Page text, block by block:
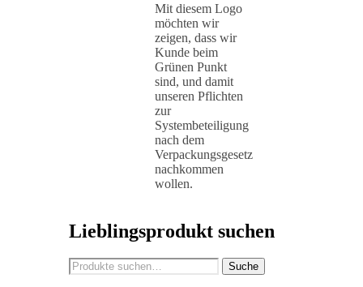
Mit diesem Logo
möchten wir
zeigen, dass wir
Kunde beim
Grünen Punkt
sind, und damit
unseren Pflichten
zur
Systembeteiligung
nach dem
Verpackungsgesetz
nachkommen
wollen.
Lieblingsprodukt suchen
Suche
nach:
Suche